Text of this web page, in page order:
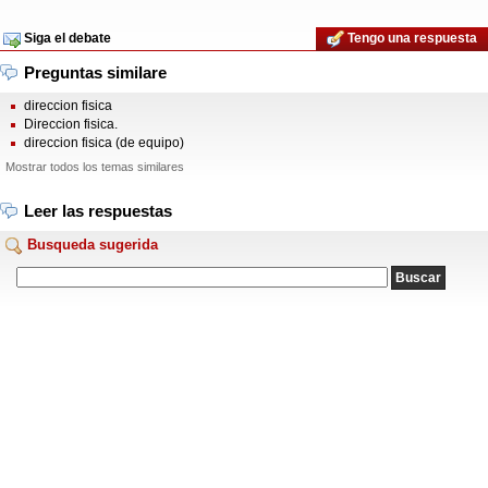
Siga el debate Tengo una respuesta
Preguntas similare
direccion fisica
Direccion fisica.
direccion fisica (de equipo)
Mostrar todos los temas similares
Leer las respuestas
Busqueda sugerida